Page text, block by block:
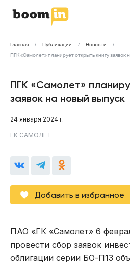
Главная Публикации
Новости
ПГК «Самолет» планирует открыть книгу заявок
ПГК «Самолет»
заявок на новый выпуск
24 января 2024 г.
ГК САМОЛЕТ
Добавить в избранное
ПАО «ГК «Самолет» 6
провести сбор заявок
облигации серии БО-П13